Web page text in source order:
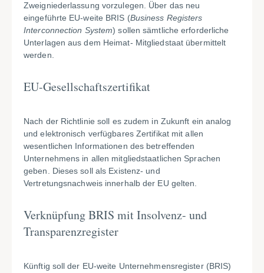
Zweigniederlassung vorzulegen. Über das neu
eingeführte EU-weite BRIS (Business Registers
Interconnection System) sollen sämtliche erforderliche
Unterlagen aus dem Heimat- Mitgliedstaat übermittelt
werden.
EU-Gesellschaftszertifikat
Nach der Richtlinie soll es zudem in Zukunft ein analog
und elektronisch verfügbares Zertifikat mit allen
wesentlichen Informationen des betreffenden
Unternehmens in allen mitgliedstaatlichen Sprachen
geben. Dieses soll als Existenz- und
Vertretungsnachweis innerhalb der EU gelten.
Verknüpfung BRIS mit Insolvenz- und
Transparenzregister
Künftig soll der EU-weite Unternehmensregister (BRIS)